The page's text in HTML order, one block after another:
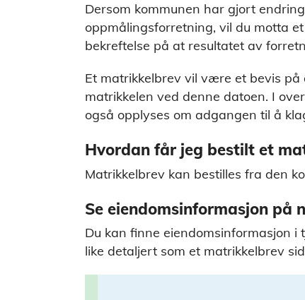
Dersom kommunen har gjort
oppmålingsforretning, vil du motta
bekreftelse på at resultatet av
Et matrikkelbrev vil være et bevis
matrikkelen ved denne datoen. I
også opplyses om adgangen til å
Hvordan får jeg bestilt et
Matrikkelbrev kan bestilles fra den
Se eiendomsinformasjon på
Du kan finne eiendomsinformasjon i
like detaljert som et matrikkelbrev